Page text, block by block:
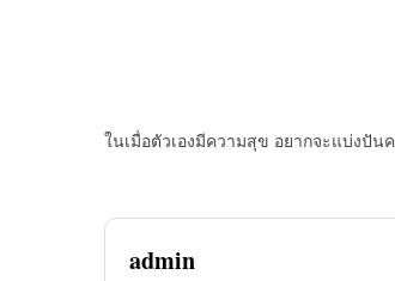
ในเมื่อตัวเองมีความสุข อยากจะแบ่งปั
admin